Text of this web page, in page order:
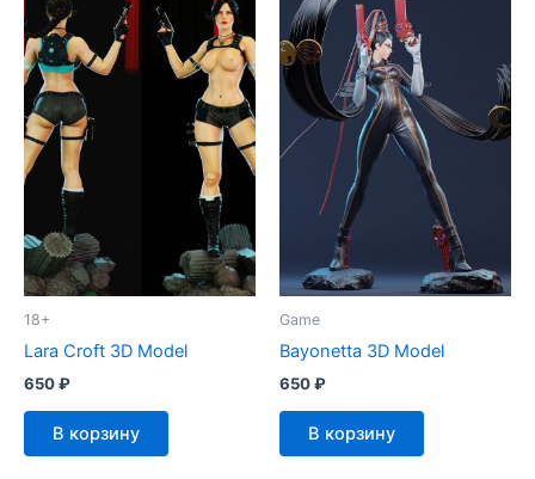
18+
Lara Croft 3D Model
650₽
В корзину
Game
Bayonetta 3D Model
650₽
В корзину